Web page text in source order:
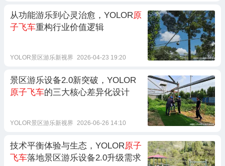
从功能游乐到心灵治愈，YOLOR原
子飞车重构行业价值逻辑
YOLOR景区游乐新视界 2026-04-23 19:20
景区游乐设备2.0新突破，YOLOR
原子飞车的三大核心差异化设计
YOLOR景区游乐新视界 2026-06-26 14:10
技术平衡体验与生态，YOLOR原子
飞车落地景区游乐设备2.0升级需求